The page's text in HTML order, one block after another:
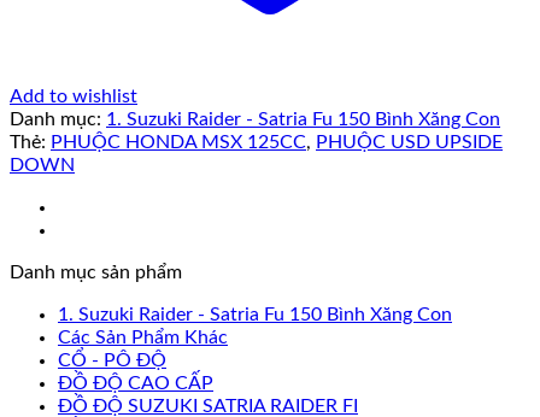
Add to wishlist
Danh mục: 1. Suzuki Raider - Satria Fu 150 Bình Xăng Con
Thẻ: PHUỘC HONDA MSX 125CC, PHUỘC USD UPSIDE
DOWN
Danh mục sản phẩm
1. Suzuki Raider - Satria Fu 150 Bình Xăng Con
Các Sản Phẩm Khác
CỔ - PÔ ĐỘ
ĐỒ ĐỘ CAO CẤP
ĐỒ ĐỘ SUZUKI SATRIA RAIDER FI